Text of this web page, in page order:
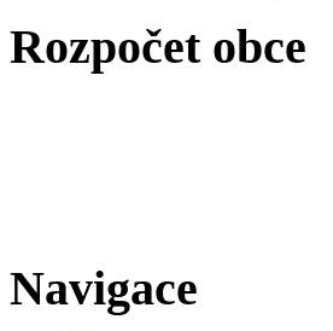
Rozpočet obce
Navigace